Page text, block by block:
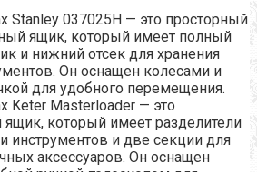
Stanley 037025H — это просторный
ящик, который имеет полный
и нижний отсек для хранения
Он оснащен колесами и
для удобного перемещения.
Keter Masterloader — это
который имеет разделители
инструментов и две секции для
аксессуаров. Он оснащен